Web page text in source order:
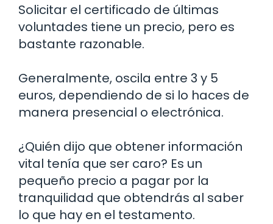
Solicitar el certificado de últimas
voluntades tiene un precio, pero es
bastante razonable.
Generalmente, oscila entre 3 y 5
euros, dependiendo de si lo haces de
manera presencial o electrónica.
¿Quién dijo que obtener información
vital tenía que ser caro? Es un
pequeño precio a pagar por la
tranquilidad que obtendrás al saber
lo que hay en el testamento.